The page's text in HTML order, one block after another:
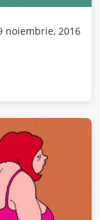
noiembrie, 2016